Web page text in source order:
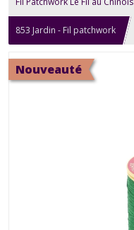
853 Jardin - Fil patchwork
Nouveauté